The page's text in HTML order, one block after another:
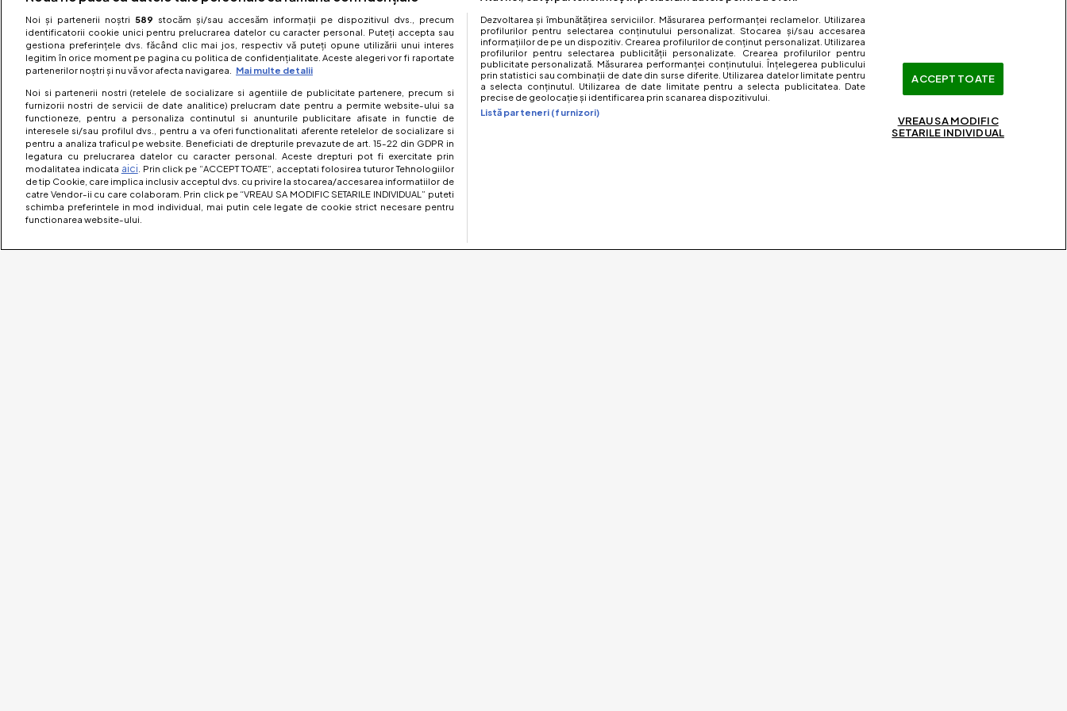
Noi și partenerii noștri 589 stocăm și/sau accesăm informații pe dispozitivul dvs., precum
identificatorii cookie unici pentru prelucrarea datelor cu caracter personal. Puteți accepta sau
gestiona preferințele dvs. făcând clic mai jos, respectiv vă puteți opune utilizării unui interes
legitim în orice moment pe pagina cu politica de confidențialitate. Aceste alegeri vor fi raportate
partenerilor noștri și nu vă vor afecta navigarea.
Mai multe detalii
Noi si partenerii nostri (retelele de socializare si agentiile de publicitate partenere, precum si
furnizorii nostri de servicii de date analitice) prelucram date pentru a permite website-ului sa
functioneze, pentru a personaliza continutul si anunturile publicitare afisate in functie de
interesele si/sau profilul dvs., pentru a va oferi functionalitati aferente retelelor de socializare si
pentru a analiza traficul pe website. Beneficiati de drepturile prevazute de art. 15-22 din GDPR in
legatura cu prelucrarea datelor cu caracter personal. Aceste drepturi pot fi exercitate prin
modalitatea indicata aici . Prin click pe “ACCEPT TOATE”, acceptati folosirea tuturor Tehnologiilor
de tip Cookie, care implica inclusiv acceptul dvs. cu privire la stocarea/accesarea informatiilor de
catre Vendor-ii cu care colaboram. Prin click pe “VREAU SA MODIFIC SETARILE INDIVIDUAL” puteti
schimba preferintele in mod individual, mai putin cele legate de cookie strict necesare pentru
functionarea website-ului.
Dezvoltarea și îmbunătățirea serviciilor. Măsurarea performanței reclamelor. Utilizarea
profilurilor pentru selectarea conținutului personalizat. Stocarea și/sau accesarea
informațiilor de pe un dispozitiv. Crearea profilurilor de conținut personalizat. Utilizarea
profilurilor pentru selectarea publicității personalizate. Crearea profilurilor pentru
publicitate personalizată. Măsurarea performanței conținutului. Înțelegerea publicului
prin statistici sau combinații de date din surse diferite. Utilizarea datelor limitate pentru
a selecta conținutul. Utilizarea de date limitate pentru a selecta publicitatea. Date
precise de geolocație și identificarea prin scanarea dispozitivului.
Listă parteneri (furnizori)
ACCEPT TOATE
VREAU SA MODIFIC
SETARILE INDIVIDUAL